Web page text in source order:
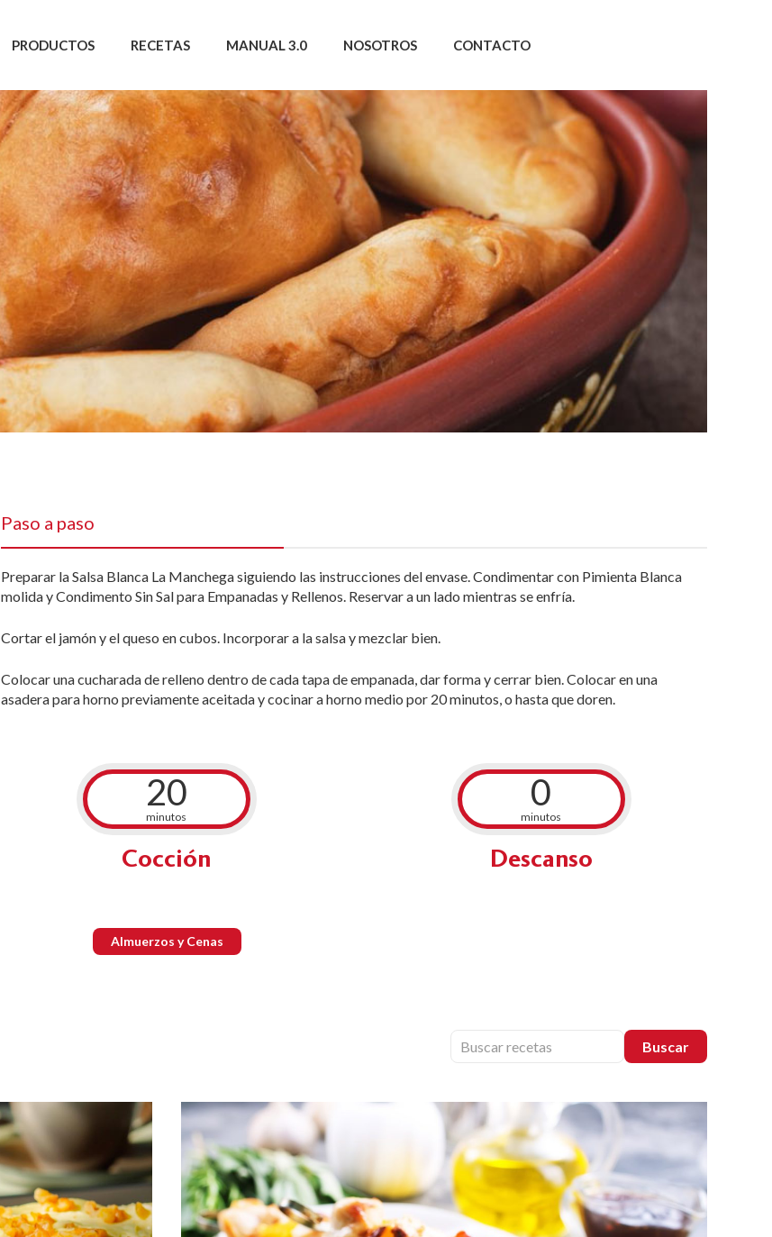
PRODUCTOS RECETAS MANUAL 3.0 NOSOTROS CONTACTO
Paso a paso
Preparar la Salsa Blanca La Manchega siguiendo las instrucciones del envase. Condimentar con Pimienta Blanca
molida y Condimento Sin Sal para Empanadas y Rellenos. Reservar a un lado mientras se enfría.
Cortar el jamón y el queso en cubos. Incorporar a la salsa y mezclar bien.
Colocar una cucharada de relleno dentro de cada tapa de empanada, dar forma y cerrar bien. Colocar en una
asadera para horno previamente aceitada y cocinar a horno medio por 20 minutos, o hasta que doren.
20
minutos
Cocción
0
minutos
Descanso
Almuerzos y Cenas
Buscar